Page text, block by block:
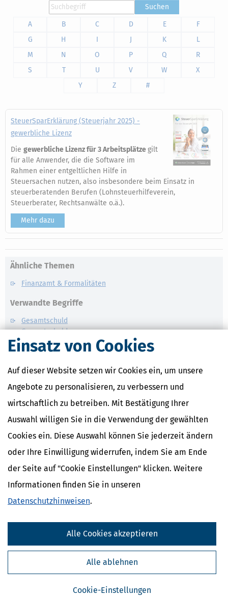
Einsatz von Cookies
Auf dieser Website setzen wir Cookies ein, um unsere
Angebote zu personalisieren, zu verbessern und
wirtschaftlich zu betreiben. Mit Bestätigung Ihrer
Auswahl willigen Sie in die Verwendung der gewählten
Cookies ein. Diese Auswahl können Sie jederzeit ändern
oder Ihre Einwilligung widerrufen, indem Sie am Ende
der Seite auf "Cookie Einstellungen" klicken. Weitere
Informationen finden Sie in unseren
Datenschutzhinweisen.
Cookie-Einstellungen
Alle ablehnen
Alle Cookies akzeptieren
Suchen
A
B C D E
F
G
H I J K
L
M
N O P Q
R
S
T U V W
X
Y
Z #
SteuerSparErklärung (Steuerjahr 2025) -
gewerbliche Lizenz
Die gewerbliche Lizenz für 3 Arbeitsplätzegilt
für alle Anwender, die die Software im
Rahmen einer entgeltlichen Hilfe in
Steuersachen nutzen, also insbesondere beim Einsatz in
steuerberatenden Berufen (Lohnsteuerhilfeverein,
Steuerberater, Rechtsanwälte o.ä.).
Mehr dazu
Ähnliche Themen
Finanzamt & Formalitäten
Verwandte Begriffe
Gesamtschuld
Gesamtschuldner
Pfändung
Vollstreckung
Steuertipps
Steuertipps Selbstständige
Geldtipps
Ja, ich möchte die kostenlosen Newsletter
von Steuertipps abonnieren. Die